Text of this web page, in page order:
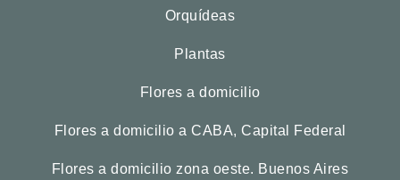
Orquídeas
Plantas
Flores a domicilio
Flores a domicilio a CABA, Capital Federal
Flores a domicilio zona oeste. Buenos Aires